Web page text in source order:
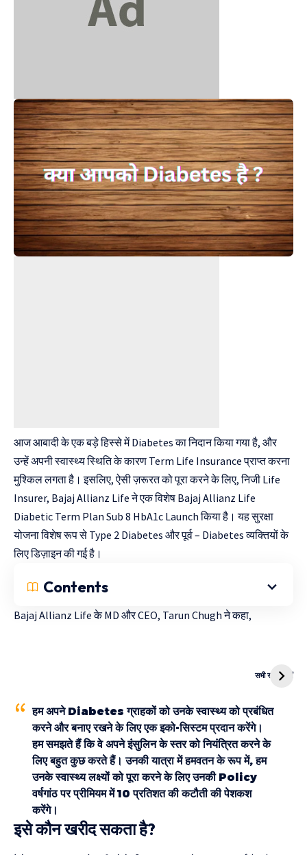
आज आबादी के एक बड़े हिस्से में Diabetes का निदान किया गया है, और
उन्हें अपनी स्वास्थ्य स्थिति के कारण Term Life Insurance प्राप्त करना
मुश्किल लगता है। इसलिए, ऐसी ज़रूरत को पूरा करने के लिए, निजी Life
Insurer, Bajaj Allianz Life ने एक विशेष Bajaj Allianz Life
Diabetic Term Plan Sub 8 HbA1c Launch किया है। यह सुरक्षा
योजना विशेष रूप से Type 2 Diabetes और पूर्व – Diabetes व्यक्तियों के
लिए डिज़ाइन की गई है।
Contents
Bajaj Allianz Lifeके MD और CEO, Tarun Chugh ने कहा,
सभी स्टोरी देखें
Kanya Vivah
हम अपने Diabetes ग्राहकों को उनके स्वास्थ्य को प्रबंधित
करने और बनाए रखने के लिए एक इको-सिस्टम प्रदान करेंगे।
हम समझते हैं कि वे अपने इंसुलिन के स्तर को नियंत्रित करने के
लिए बहुत कुछ करते हैं। उनकी यात्रा में हमवतन के रूप में, हम
उनके स्वास्थ्य लक्ष्यों को पूरा करने के लिए उनकी Policy
वर्षगांठ पर प्रीमियम में 10 प्रतिशत की कटौती की पेशकश
करेंगे।
इसे कौन खरीद सकता है?